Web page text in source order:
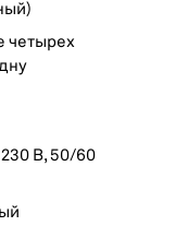
четырех
230 В, 50/60